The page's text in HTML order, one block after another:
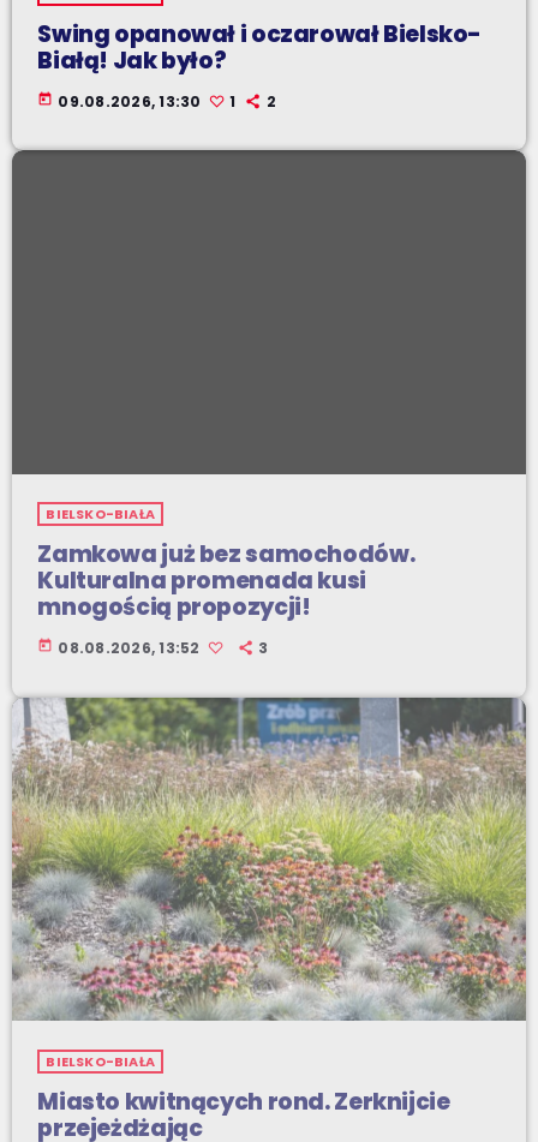
Swing opanował i oczarował Bielsko-
Białą! Jak było?
today 09.08.2026, 13:30 1 2
BIELSKO-BIAŁA
Zamkowa już bez samochodów.
Kulturalna promenada kusi
mnogością propozycji!
today 08.08.2026, 13:52 3
BIELSKO-BIAŁA
Miasto kwitnących rond. Zerknijcie
przejeżdżając